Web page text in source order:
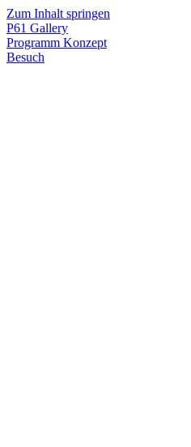
Zum Inhalt springen
P61 Gallery
Programm Konzept
Besuch